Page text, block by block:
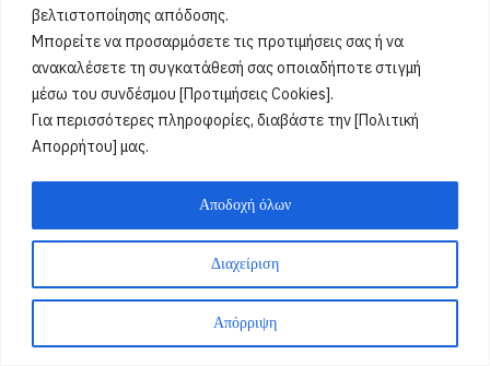
βελτιστοποίησης απόδοσης.
Μπορείτε να προσαρμόσετε τις προτιμήσεις σας ή να
ανακαλέσετε τη συγκατάθεσή σας οποιαδήποτε στιγμή
μέσω του συνδέσμου [Προτιμήσεις Cookies].
Για περισσότερες πληροφορίες, διαβάστε την [Πολιτική
Απορρήτου] μας.
Διαχείριση
Απόρριψη
Αποδοχή όλων